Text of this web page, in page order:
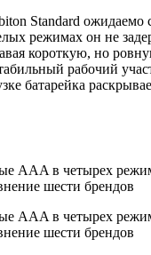
Standard ожидаемо
режимах он не
короткую, но
рабочий
батарейка